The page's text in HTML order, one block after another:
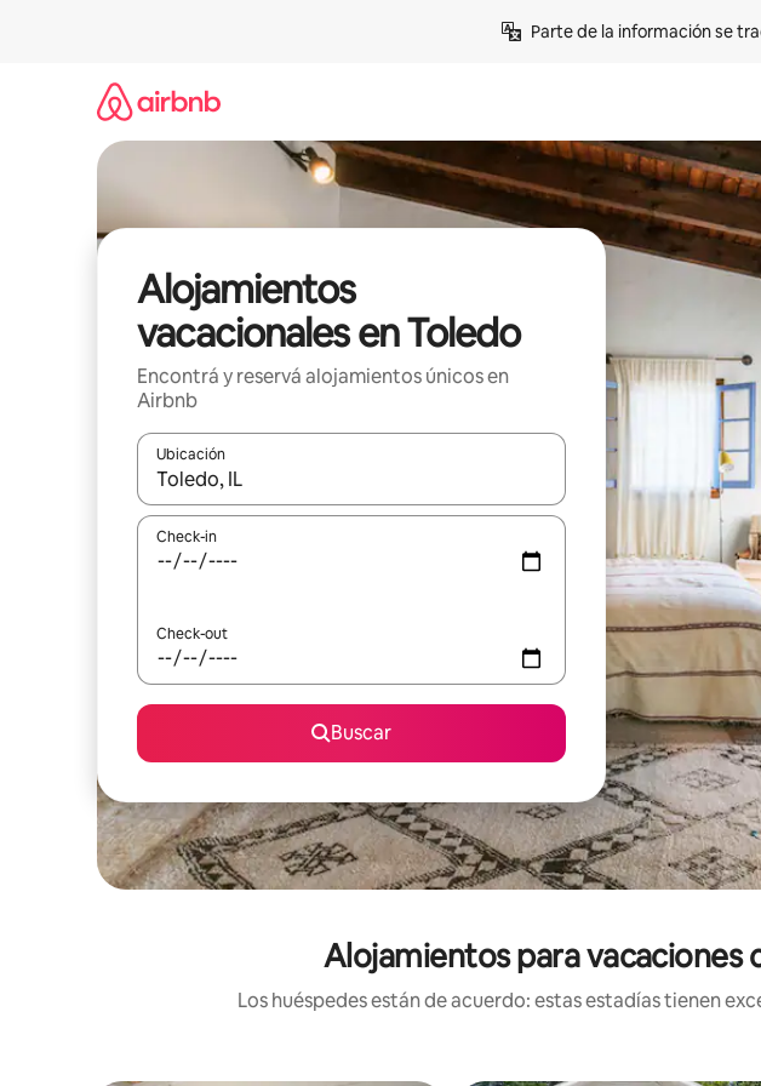
Parte de la información se
Alojamientos
vacacionales en Toledo
Encontrá y reservá alojamientos únicos en
Airbnb
Ubicación
Cuando los resultados estén disponibles, navegá con las teclas de flecha
Check-in
Check-out
Buscar
Alojamientos para vacaciones
Los huéspedes están de acuerdo: estas estadías tienen